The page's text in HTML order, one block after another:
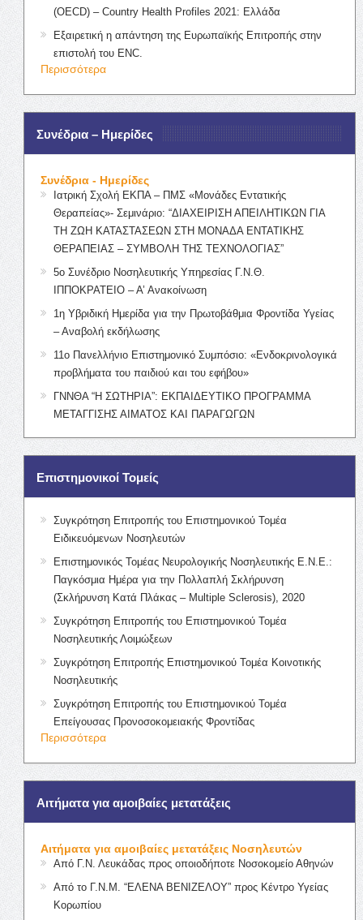
(OECD) – Country Health Profiles 2021: Ελλάδα
Εξαιρετική η απάντηση της Ευρωπαϊκής Επιτροπής στην
επιστολή του ENC.
Περισσότερα
Συνέδρια – Ημερίδες
Συνέδρια - Ημερίδες
Ιατρική Σχολή ΕΚΠΑ – ΠΜΣ «Μονάδες Εντατικής
Θεραπείας»- Σεμινάριο: “ΔΙΑΧΕΙΡΙΣΗ ΑΠΕΙΛΗΤΙΚΩΝ ΓΙΑ
ΤΗ ΖΩΗ ΚΑΤΑΣΤΑΣΕΩΝ ΣΤΗ ΜΟΝΑΔΑ ΕΝΤΑΤΙΚΗΣ
ΘΕΡΑΠΕΙΑΣ – ΣΥΜΒΟΛΗ ΤΗΣ ΤΕΧΝΟΛΟΓΙΑΣ”
5ο Συνέδριο Νοσηλευτικής Υπηρεσίας Γ.Ν.Θ.
ΙΠΠΟΚΡΑΤΕΙΟ – Α’ Ανακοίνωση
1η Υβριδική Ημερίδα για την Πρωτοβάθμια Φροντίδα Υγείας
– Αναβολή εκδήλωσης
11ο Πανελλήνιο Επιστημονικό Συμπόσιο: «Ενδοκρινολογικά
προβλήματα του παιδιού και του εφήβου»
ΓΝΝΘΑ “Η ΣΩΤΗΡΙΑ”: ΕΚΠΑΙΔΕΥΤΙΚΟ ΠΡΟΓΡΑΜΜΑ
ΜΕΤΑΓΓΙΣΗΣ ΑΙΜΑΤΟΣ ΚΑΙ ΠΑΡΑΓΩΓΩΝ
Επιστημονικοί Τομείς
Συγκρότηση Επιτροπής του Επιστημονικού Τομέα
Ειδικευόμενων Νοσηλευτών
Επιστημονικός Τομέας Νευρολογικής Νοσηλευτικής Ε.Ν.Ε.:
Παγκόσμια Ημέρα για την Πολλαπλή Σκλήρυνση
(Σκλήρυνση Κατά Πλάκας – Multiple Sclerosis), 2020
Συγκρότηση Επιτροπής του Επιστημονικού Τομέα
Νοσηλευτικής Λοιμώξεων
Συγκρότηση Επιτροπής Επιστημονικού Τομέα Κοινοτικής
Νοσηλευτικής
Συγκρότηση Επιτροπής του Επιστημονικού Τομέα
Επείγουσας Προνοσοκομειακής Φροντίδας
Περισσότερα
Αιτήματα για αμοιβαίες μετατάξεις
Αιτήματα για αμοιβαίες μετατάξεις Νοσηλευτών
Από Γ.Ν. Λευκάδας προς οποιοδήποτε Νοσοκομείο Αθηνών
Από το Γ.Ν.Μ. “ΕΛΕΝΑ ΒΕΝΙΖΕΛΟΥ” προς Κέντρο Υγείας
Κορωπίου